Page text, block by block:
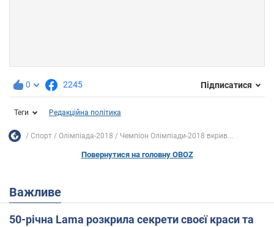
0 2245 Підписатися
Теги Редакційна політика
Спорт Олімпіада-2018 Чемпіон Олімпіади-2018 вкрив...
Повернутися на головну OBOZ
Важливе
50-річна Lama розкрила секрети своєї краси та